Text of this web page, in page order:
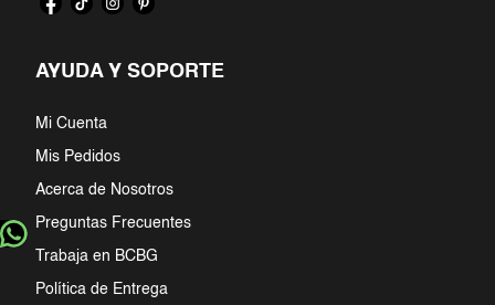
AYUDA Y SOPORTE
Mi Cuenta
Mis Pedidos
Acerca de Nosotros
Preguntas Frecuentes
Trabaja en BCBG
Política de Entrega